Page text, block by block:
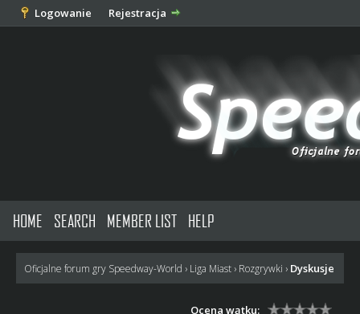
Logowanie Rejestracja
HOME SEARCH MEMBER LIST HELP
Oficjalne forum gry Speedway-World › Liga Miast› Rozgrywki › Dyskusje
Ocena wątku: